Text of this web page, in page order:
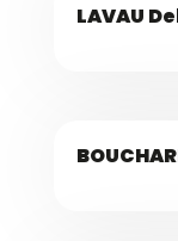
LAVAU